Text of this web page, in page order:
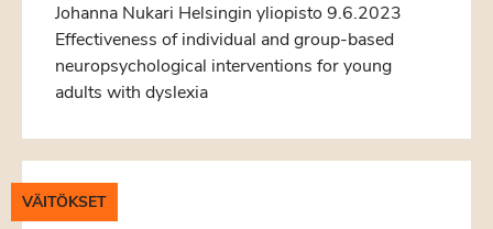
Johanna Nukari Helsingin yliopisto 9.6.2023
Effectiveness of individual and group-based
neuropsychological interventions for young
adults with dyslexia
VÄITÖKSET